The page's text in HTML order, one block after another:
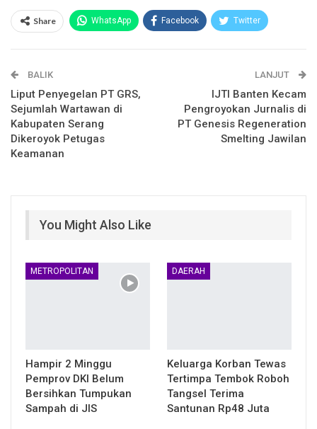
Share WhatsApp Facebook Twitter
Telegram
BALIK
Liput Penyegelan PT GRS,
Sejumlah Wartawan di
Kabupaten Serang
Dikeroyok Petugas
Keamanan
LANJUT
IJTI Banten Kecam
Pengroyokan Jurnalis di
PT Genesis Regeneration
Smelting Jawilan
You Might Also Like
METROPOLITAN
Hampir 2 Minggu
Pemprov DKI Belum
Bersihkan Tumpukan
Sampah di JIS
DAERAH
Keluarga Korban Tewas
Tertimpa Tembok Roboh
Tangsel Terima
Santunan Rp48 Juta